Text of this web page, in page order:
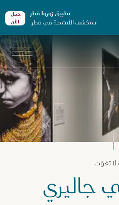
تطبيق زوروا قطر
استكشف الأنشطة في قطر.
حمّل
الأن
لا تفوّت
جاليري